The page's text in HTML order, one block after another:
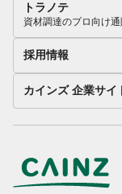
トラノテ
資材調達のプロ向け通
採用情報
カインズ 企業サイ